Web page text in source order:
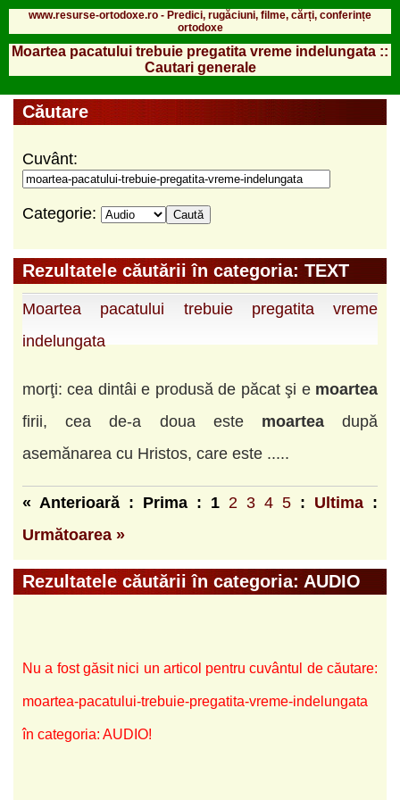
www.resurse-ortodoxe.ro - Predici, rugăciuni, filme, cărți, conferințe
ortodoxe
Moartea pacatului trebuie pregatita vreme indelungata ::
Cautari generale
Căutare
Cuvânt:
Categorie:
Rezultatele căutării în categoria: TEXT
Moartea pacatului trebuie pregatita vreme
indelungata
morţi: cea dintâi e produsă de păcat şi e moartea
firii, cea de-a doua este moarteadupă
asemănarea cu Hristos, care este .....
« Anterioară : Prima : 1 2 3 4 5 : Ultima :
Următoarea »
Rezultatele căutării în categoria: AUDIO
Nu a fost găsit nici un articol pentru cuvântul de căutare:
moartea-pacatului-trebuie-pregatita-vreme-indelungata
în categoria: AUDIO!